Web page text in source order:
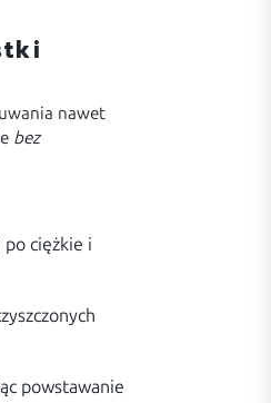
nawet
bez
po ciężkie i
powstawanie